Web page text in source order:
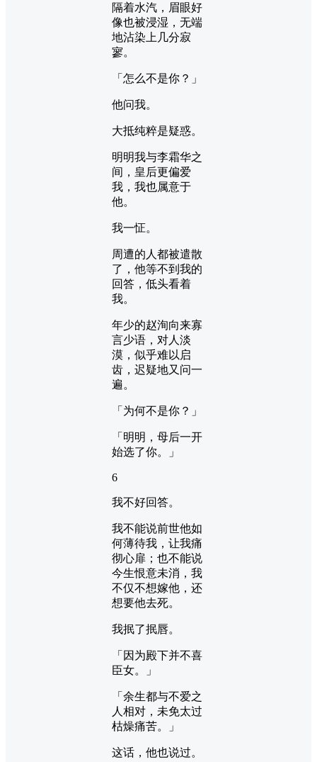
隔着水汽，眉眼好
像也被浸湿，无端
地沾染上几分寂
寥。
「怎么不是你？」
他问我。
大抵纯粹是疑惑。
明明我与李霜华之
间，皇后更偏爱
我，我也属意于
他。
我一怔。
周遭的人都被遣散
了，他等不到我的
回答，低头看着
我。
年少的赵洵向来寡
言少语，对人淡
漠，似乎难以启
齿，迟疑地又问一
遍。
「为何不是你？」
「明明，母后一开
始选了你。」
6
我不好回答。
我不能说前世他如
何薄待我，让我痛
彻心扉；也不能说
今生恨意未消，我
不仅不想嫁他，还
想要他去死。
我抿了抿唇。
「因为殿下并不喜
臣女。」
「余生都与不爱之
人相对，未免太过
枯燥痛苦。」
这话，他也说过。